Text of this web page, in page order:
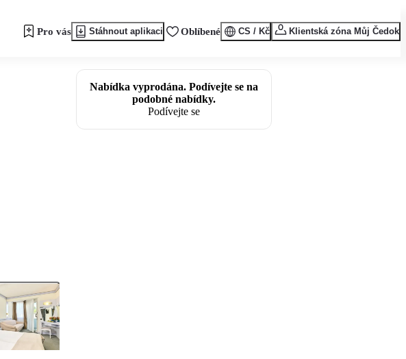
Pro vás Stáhnout aplikaci Oblíbené CS / Kč Klientská zóna Můj Čedok
Nabídka vyprodána. Podívejte se na
podobné nabídky.
Podívejte se